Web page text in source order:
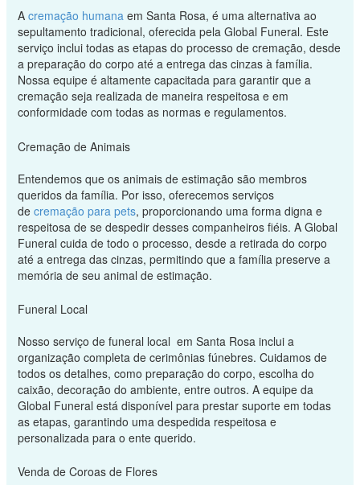
A cremação humanaem Santa Rosa, é uma alternativa ao
sepultamento tradicional, oferecida pela Global Funeral. Este
serviço inclui todas as etapas do processo de cremação, desde
a preparação do corpo até a entrega das cinzas à família.
Nossa equipe é altamente capacitada para garantir que a
cremação seja realizada de maneira respeitosa e em
conformidade com todas as normas e regulamentos.
Cremação de Animais
Entendemos que os animais de estimação são membros
queridos da família. Por isso, oferecemos serviços
de cremação para pets, proporcionando uma forma digna e
respeitosa de se despedir desses companheiros fiéis. A Global
Funeral cuida de todo o processo, desde a retirada do corpo
até a entrega das cinzas, permitindo que a família preserve a
memória de seu animal de estimação.
Funeral Local
Nosso serviço de funeral local em Santa Rosa inclui a
organização completa de cerimônias fúnebres. Cuidamos de
todos os detalhes, como preparação do corpo, escolha do
caixão, decoração do ambiente, entre outros. A equipe da
Global Funeral está disponível para prestar suporte em todas
as etapas, garantindo uma despedida respeitosa e
personalizada para o ente querido.
Venda de Coroas de Flores